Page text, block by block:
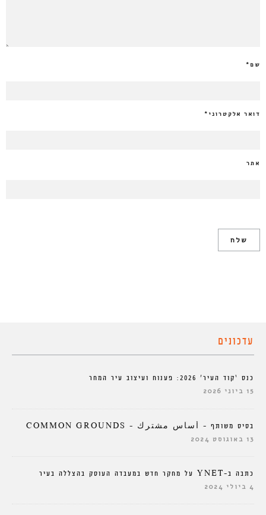
שם*
דואר אלקטרוני *
אתר
עדכונים
כנס ‘קוד העיר’ 2026: פענוח ועיצוב עיר המחר
15 ביוני 2026
בסיס משותף – أساس مشترك – COMMON GROUNDS
13 באוגוסט 2024
כתבה ב-YNET על מחקר חדש במעבדה העוסק בהצללה בעיר
4 ביולי 2024